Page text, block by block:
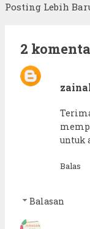
Posting Lebih
2
untuk
Balas
Balasan